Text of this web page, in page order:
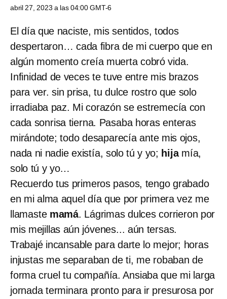
abril 27, 2023 a las 04:00 GMT-6
El día que naciste, mis sentidos, todos
despertaron… cada fibra de mi cuerpo que en
algún momento creía muerta cobró vida.
Infinidad de veces te tuve entre mis brazos
para ver. sin prisa, tu dulce rostro que solo
irradiaba paz. Mi corazón se estremecía con
cada sonrisa tierna. Pasaba horas enteras
mirándote; todo desaparecía ante mis ojos,
nada ni nadie existía, solo tú y yo; hijamía,
solo tú y yo…
Recuerdo tus primeros pasos, tengo grabado
en mi alma aquel día que por primera vez me
llamaste mamá. Lágrimas dulces corrieron por
mis mejillas aún jóvenes... aún tersas.
Trabajé incansable para darte lo mejor; horas
injustas me separaban de ti, me robaban de
forma cruel tu compañía. Ansiaba que mi larga
jornada terminara pronto para ir presurosa por